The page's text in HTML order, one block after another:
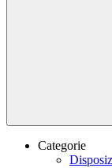
Categorie